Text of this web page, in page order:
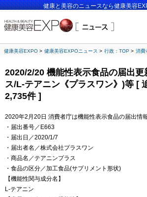
健康と美容のニュースなら健康美容
健康美容EXPO 健康美容EXPOニュース 行政：TOP 消費
2020/2/20 機能性表示食品の届出更
ス/L-テアニン《プラスワン》)等 [
2,735件 ]
2020年2月20日 消費者庁は機能性表示食品の届出情
・届出番号／E663
・届出日／2020/1/7
・届出者名／株式会社プラスワン
・商品名／テアニンプラス
・食品の区分／加工食品(サプリメント形状)
【機能性関与成分名】
L-テアニン